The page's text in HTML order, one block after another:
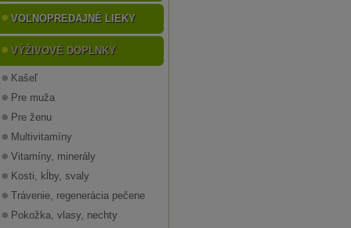
VOĽNOPREDAJNÉ LIEKY
VÝŽIVOVÉ DOPLNKY
Kašeľ
Pre muža
Pre ženu
Multivitamíny
Vitamíny, minerály
Kosti, kĺby, svaly
Trávenie, regenerácia pečene
Pokožka, vlasy, nechty